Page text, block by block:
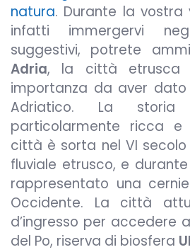
natura. Durante la
infatti immergervi
suggestivi, potrete
Adria, la città etrusca
importanza da aver
Adriatico. La
particolarmente ricca e
città è sorta nel VI
fluviale etrusco, e
rappresentato una
Occidente. La città
d’ingresso per accedere
del Po, riserva di biosfera